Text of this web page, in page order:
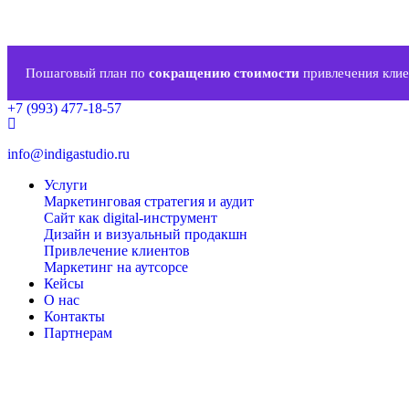
Пошаговый план по сокращению стоимости привлечения
+7 (993) 477-18-57
info@indigastudio.ru
Услуги
Маркетинговая стратегия и аудит
Сайт как digital-инструмент
Дизайн и визуальный продакшн
Привлечение клиентов
Маркетинг на аутсорсе
Кейсы
О нас
Контакты
Партнерам